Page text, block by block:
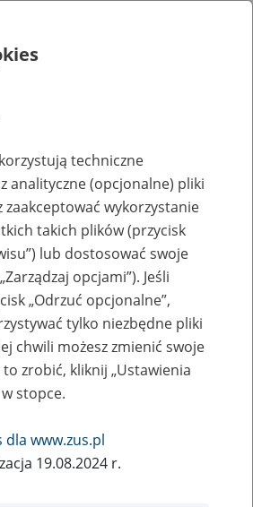
- zakładanie profili
Twojej firmy
techniczne
analityczne (opcjonalne) pliki
zaakceptować wykorzystanie
takich plików (przycisk
lub dostosować swoje
opcjami”). Jeśli
„Odrzuć opcjonalne”,
tylko niezbędne pliki
chwili możesz zmienić swoje
zrobić, kliknij „Ustawienia
stopce.
dla www.zus.pl
19.08.2024 r.